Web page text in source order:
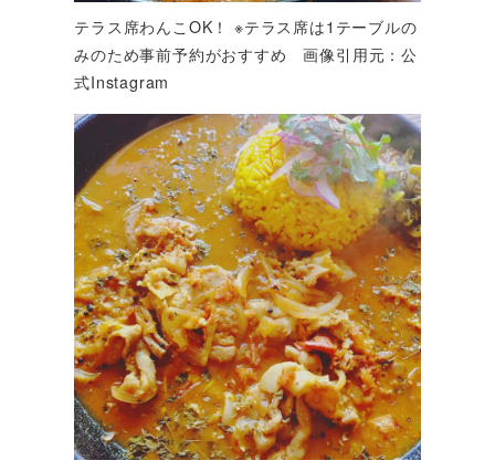
テラス席わんこOK！ ※テラス席は1テーブルの
みのため事前予約がおすすめ 画像引用元：公
式Instagram